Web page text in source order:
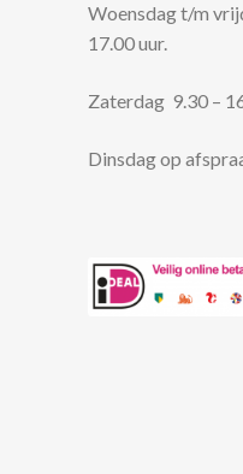
Woensdag t/m
17.00 uur.
Zaterdag 9.30 –
Dinsdag op